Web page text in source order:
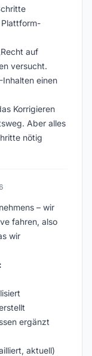
Plattform-
auf
versucht.
einen
Korrigieren
Aber alles
nötig
– wir
fahren, also
wir
ergänzt
aktuell)